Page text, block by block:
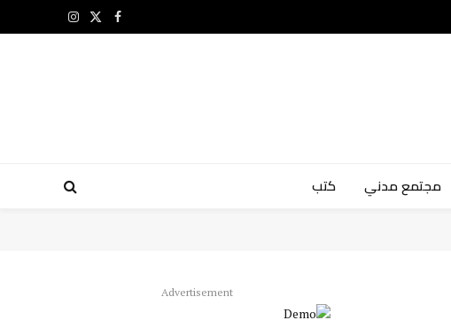
فيسبوك
X
الانستغرام
مجتمع مدني كتب
Advertisement